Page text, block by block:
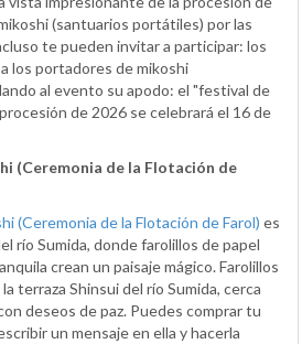
(santuarios portátiles) por las
te pueden invitar a participar: los
los portadores de mikoshi
al evento su apodo: el "festival de
de 2026 se celebrará el 16 de
(Ceremonia de la Flotación de
(Ceremonia de la Flotación de Farol) es
río Sumida, donde farolillos de papel
crean un paisaje mágico. Farolillos
terraza Shinsui del río Sumida, cerca
deseos de paz. Puedes comprar tu
un mensaje en ella y hacerla